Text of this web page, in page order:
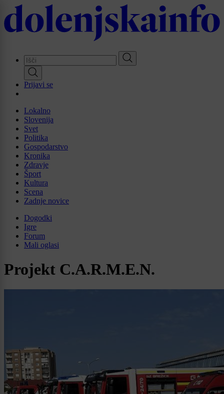
Skip
to
main
Prijavi se
Lokalno
Slovenija
Svet
Politika
Gospodarstvo
Kronika
Zdravje
Šport
Kultura
Scena
Zadnje novice
Dogodki
Igre
Forum
Mali oglasi
Projekt C.A.R.M.E.N.